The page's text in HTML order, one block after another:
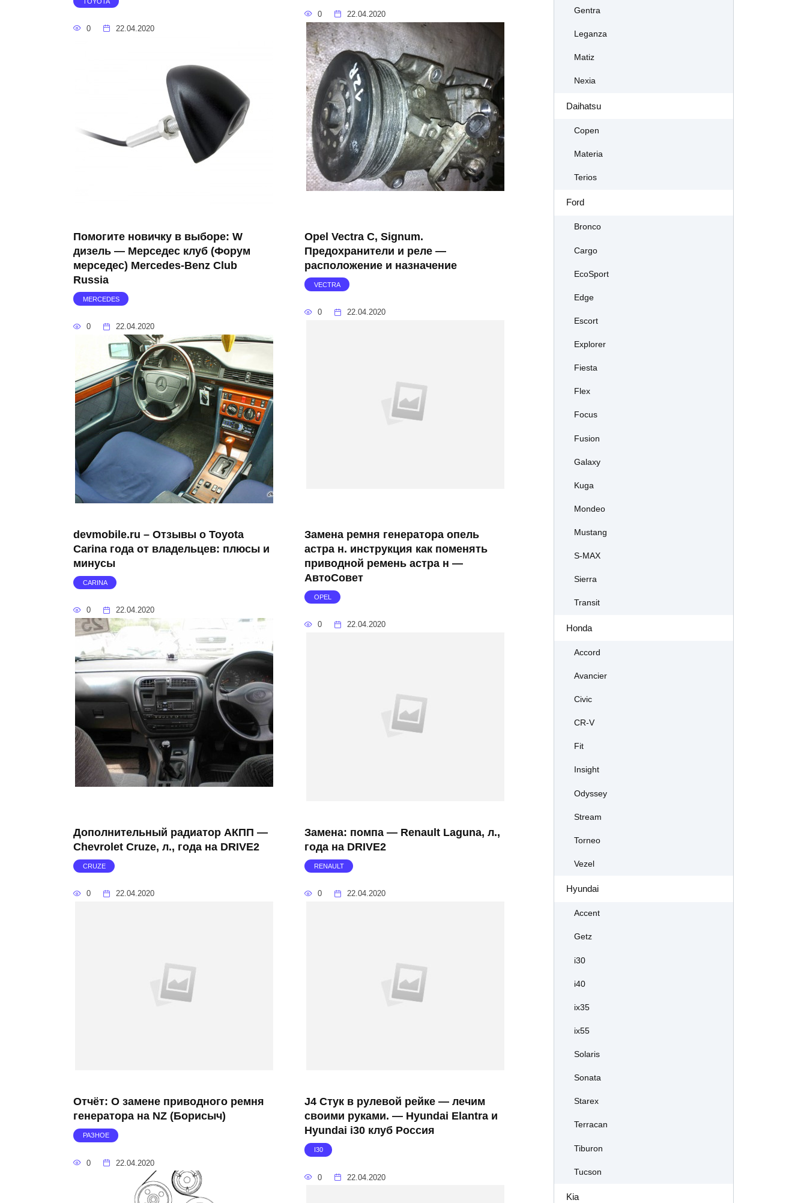
0 22.04.2020
0 22.04.2020
Помогите новичку в выборе: W
дизель — Мерседес клуб (Форум
мерседес) Mercedes-Benz Club
Russia
MERCEDES
0 22.04.2020
Opel Vectra C, Signum.
Предохранители и реле —
расположение и назначение
VECTRA
0 22.04.2020
devmobile.ru – Отзывы о Toyota
Carina года от владельцев: плюсы и
минусы
CARINA
0 22.04.2020
Замена ремня генератора опель
астра н. инструкция как поменять
приводной ремень астра н —
АвтоСовет
OPEL
0 22.04.2020
Дополнительный радиатор АКПП —
Chevrolet Cruze, л., года на DRIVE2
CRUZE
0 22.04.2020
Замена: помпа — Renault Laguna, л.,
года на DRIVE2
RENAULT
0 22.04.2020
Отчёт: О замене приводного ремня
генератора на NZ (Борисыч)
РАЗНОЕ
0 22.04.2020
J4 Стук в рулевой рейке — лечим
своими руками. — Hyundai Elantra и
Hyundai i30 клуб Россия
I30
0 22.04.2020
Gentra
Leganza
Matiz
Nexia
Daihatsu
Copen
Materia
Terios
Ford
Bronco
Cargo
EcoSport
Edge
Escort
Explorer
Fiesta
Flex
Focus
Fusion
Galaxy
Kuga
Mondeo
Mustang
S-MAX
Sierra
Transit
Honda
Accord
Avancier
Civic
CR-V
Fit
Insight
Odyssey
Stream
Torneo
Vezel
Hyundai
Accent
Getz
i30
i40
ix35
ix55
Solaris
Sonata
Starex
Terracan
Tiburon
Tucson
Kia